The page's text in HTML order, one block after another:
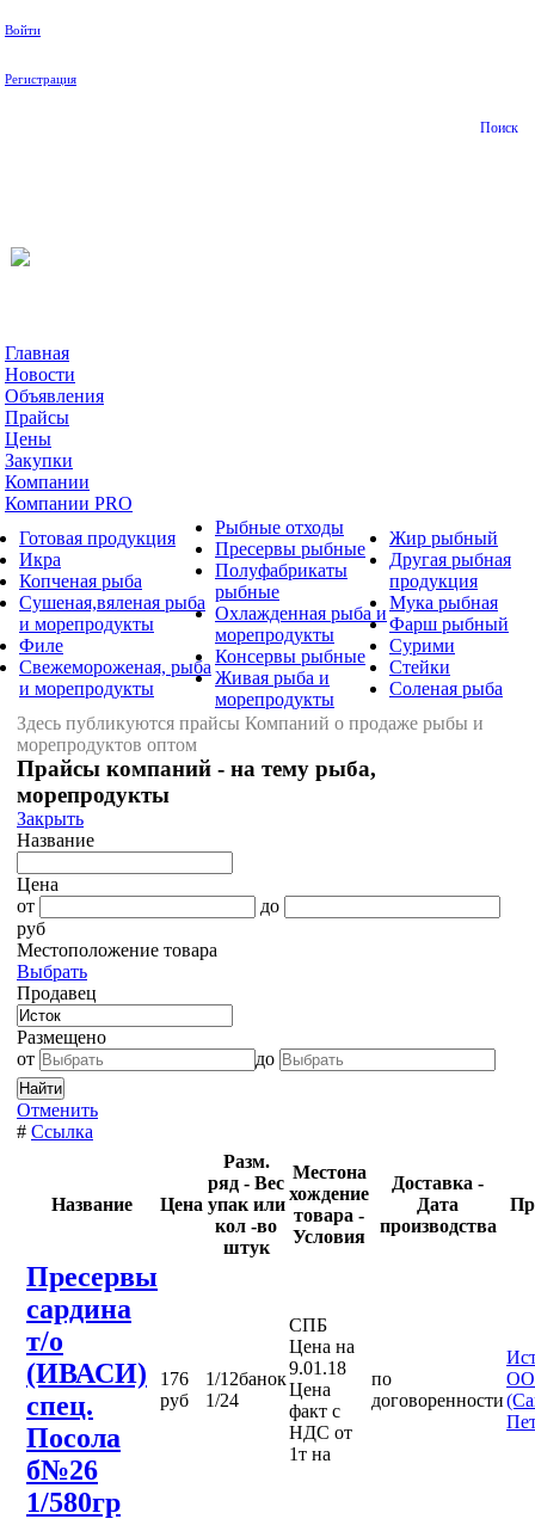
Войти
Регистрация
Поиск
Главная
Новости
Объявления
Прайсы
Цены
Закупки
Компании
Компании PRO
Готовая продукция
Икра
Копченая рыба
Сушеная,вяленая рыба
и морепродукты
Филе
Свежемороженая, рыба
и морепродукты
Рыбные отходы
Пресервы рыбные
Полуфабрикаты
рыбные
Охлажденная рыба и
морепродукты
Консервы рыбные
Живая рыба и
морепродукты
Жир рыбный
Другая рыбная
продукция
Мука рыбная
Фарш рыбный
Сурими
Стейки
Соленая рыба
Здесь публикуются прайсы Компаний о продаже рыбы и
морепродуктов оптом
Прайсы компаний - на тему рыба,
морепродукты
Закрыть
Название
Цена
от
до
руб
Местоположение товара
Выбрать
Продавец
Размещено
от
до
Отменить
# Ссылка
Название Цена
Разм.
ряд - Вес
упак или
кол -во
штук
Местона
хождение
товара -
Условия
Доставка -
Дата
производства
Пресервы
сардина
т/о
(ИВАСИ)
спец.
Посола
б№26
1/580гр
176
руб
1/12банок
1/24
СПБ
Цена на
9.01.18
Цена
факт с
НДС от
1т на
по
договоренности